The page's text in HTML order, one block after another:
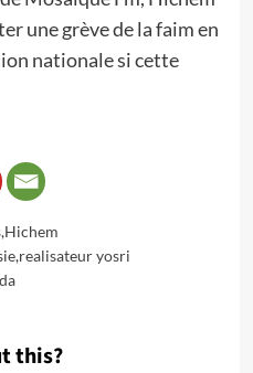
une grève de la faim en
nationale si cette
,Hichem
,realisateur yosri
this?